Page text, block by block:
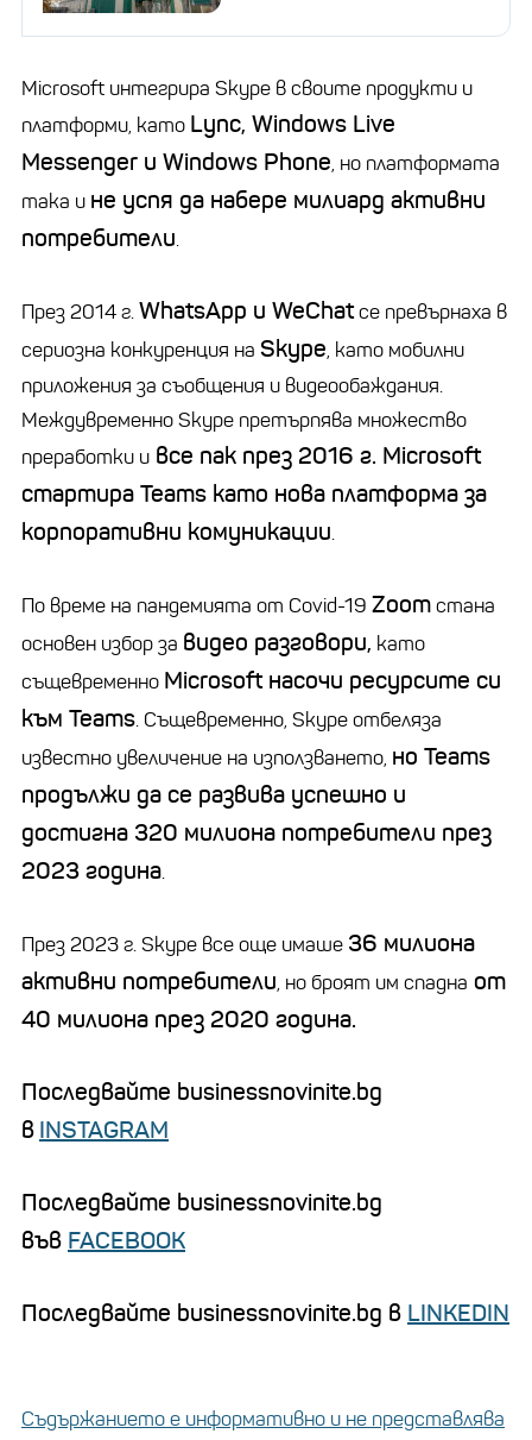
Microsoft интегрира Skype в своите продукти и
платформи, като Lync, Windows Live
Messenger и Windows Phone, но платформата
така и не успя да набере милиард активни
потребители.
През 2014 г.WhatsApp и WeChatсе превърнаха в
сериозна конкуренция на Skype, като мобилни
приложения за съобщения и видеообаждания.
Междувременно Skype претърпява множество
преработки и все пак през 2016 г. Microsoft
стартира Teams като нова платформа за
корпоративни комуникации.
По време на пандемията от Covid-19 Zoomстана
основен избор за видео разговори, като
същевременно Microsoft насочи ресурсите си
към Teams. Същевременно, Skype отбеляза
известно увеличение на използването, но Teams
продължи да се развива успешно и
достигна 320 милиона потребители през
2023 година.
През 2023 г. Skype все още имаше 36 милиона
активни потребители, но броят им спадна от
40 милиона през 2020 година.
Последвайте businessnovinite.bg
в INSTAGRAM
Последвайте businessnovinite.bg
във FACEBOOK
Последвайте businessnovinite.bg в LINKEDIN
Съдържанието е информативно и не представлява